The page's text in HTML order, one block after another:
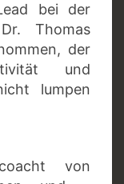
bei der
Thomas
der
und
lumpen
von